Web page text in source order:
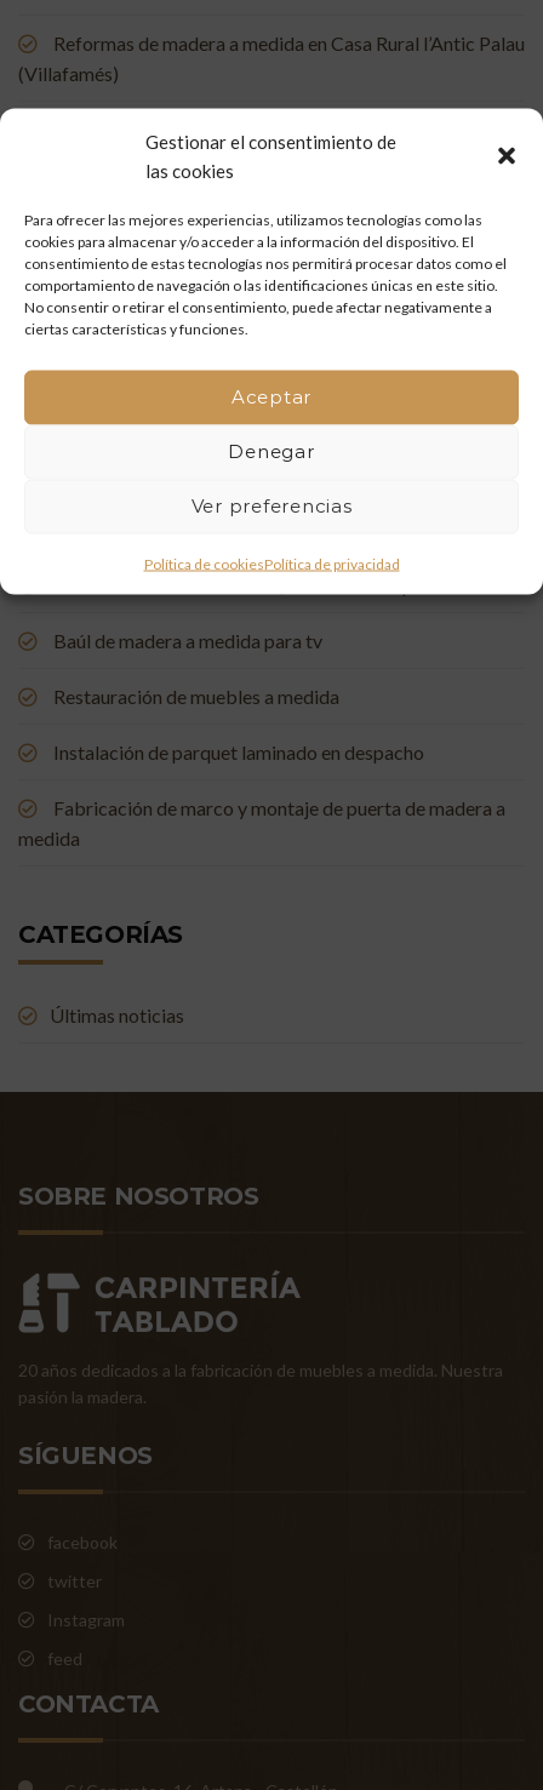
Gestionar el consentimiento de
las cookies
Para ofrecer las mejores experiencias, utilizamos tecnologías como las
cookies para almacenar y/o acceder a la información del dispositivo. El
consentimiento de estas tecnologías nos permitirá procesar datos como el
comportamiento de navegación o las identificaciones únicas en este sitio.
No consentir o retirar el consentimiento, puede afectar negativamente a
ciertas características y funciones.
Aceptar
Denegar
Ver preferencias
Política de cookiesPolítica de privacidad
Reformas de madera a medida en Casa Rural l’Antic Palau
(Villafamés)
Restauración de un portón de madera en Onda: tradición
y artesanía que vuelven a la vida
Mueble de baño a medida con acabado en nogal
Un rincón de estudio único: restauración y carpintería a
Restauración de una Capelleta de Visita Domiciliaria: Un
Rehabilitación de Buhardillas: Renovando Espacios con
Baúl de madera a medida para tv
Restauración de muebles a medida
Instalación de parquet laminado en despacho
Fabricación de marco y montaje de puerta de madera a
medida
CATEGORÍAS
Últimas noticias
SOBRE NOSOTROS
20 años dedicados a la fabricación de muebles a medida. Nuestra
pasión la madera.
SÍGUENOS
facebook
twitter
Instagram
feed
CONTACTA